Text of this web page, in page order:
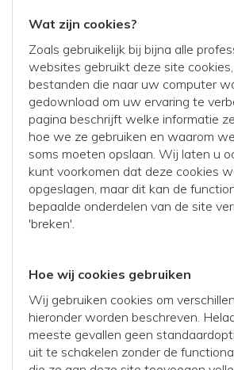
Wat zijn cookies?
Zoals gebruikelijk bij bijna alle
websites gebruikt deze site
bestanden die naar uw computer
gedownload om uw ervaring te
pagina beschrijft welke informatie
hoe we ze gebruiken en waarom
soms moeten opslaan. Wij laten u
kunt voorkomen dat deze cookies
opgeslagen, maar dit kan de
bepaalde onderdelen van de site
'breken'.
Hoe wij cookies gebruiken
Wij gebruiken cookies om
hieronder worden beschreven.
meeste gevallen geen
uit te schakelen zonder de